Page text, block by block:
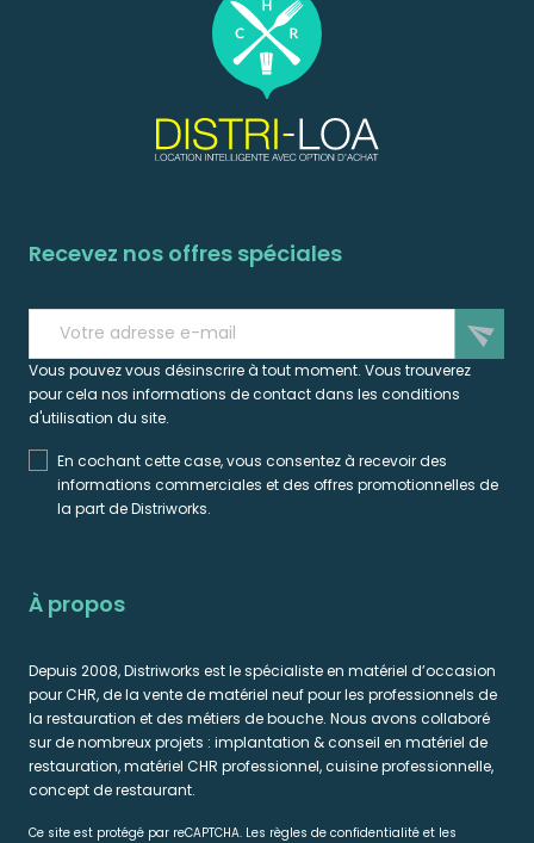
Recevez nos offres spéciales
send
Vous pouvez vous désinscrire à tout moment. Vous trouverez
pour cela nos informations de contact dans les conditions
d'utilisation du site.
En cochant cette case, vous consentez à recevoir des
informations commerciales et des offres promotionnelles de
la part de Distriworks.
À propos
Depuis 2008, Distriworks est le spécialiste en matériel d’occasion
pour CHR, de la vente de matériel neuf pour les professionnels de
la restauration et des métiers de bouche. Nous avons collaboré
sur de nombreux projets : implantation & conseil en matériel de
restauration, matériel CHR professionnel, cuisine professionnelle,
concept de restaurant.
Ce site est protégé par reCAPTCHA. Les règles de confidentialité et les